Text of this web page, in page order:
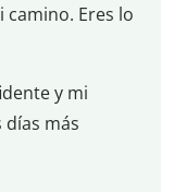
Eres lo
y mi
más